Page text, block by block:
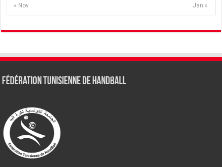
« Nov Jan »
Fédération tunisienne de Handball